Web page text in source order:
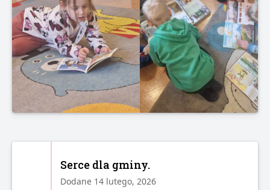
Serce dla gminy.
Dodane 14 lutego, 2026